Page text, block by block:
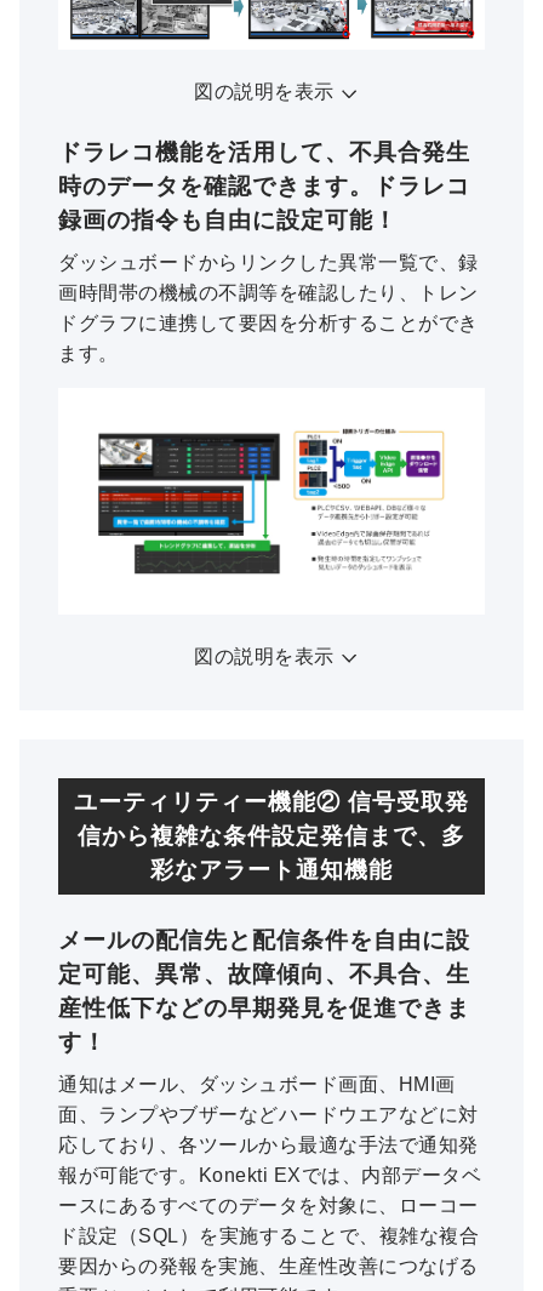
図の説明を表示
ドラレコ機能を活用して、不具合発生
時のデータを確認できます。ドラレコ
録画の指令も自由に設定可能！
ダッシュボードからリンクした異常一覧で、録
画時間帯の機械の不調等を確認したり、トレン
ドグラフに連携して要因を分析することができ
ます。
図の説明を表示
ユーティリティー機能② 信号受取発
信から複雑な条件設定発信まで、多
彩なアラート通知機能
メールの配信先と配信条件を自由に設
定可能、異常、故障傾向、不具合、生
産性低下などの早期発見を促進できま
す！
通知はメール、ダッシュボード画面、HMI画
面、ランプやブザーなどハードウエアなどに対
応しており、各ツールから最適な手法で通知発
報が可能です。Konekti EXでは、内部データベ
ースにあるすべてのデータを対象に、ローコー
ド設定（SQL）を実施することで、複雑な複合
要因からの発報を実施、生産性改善につなげる